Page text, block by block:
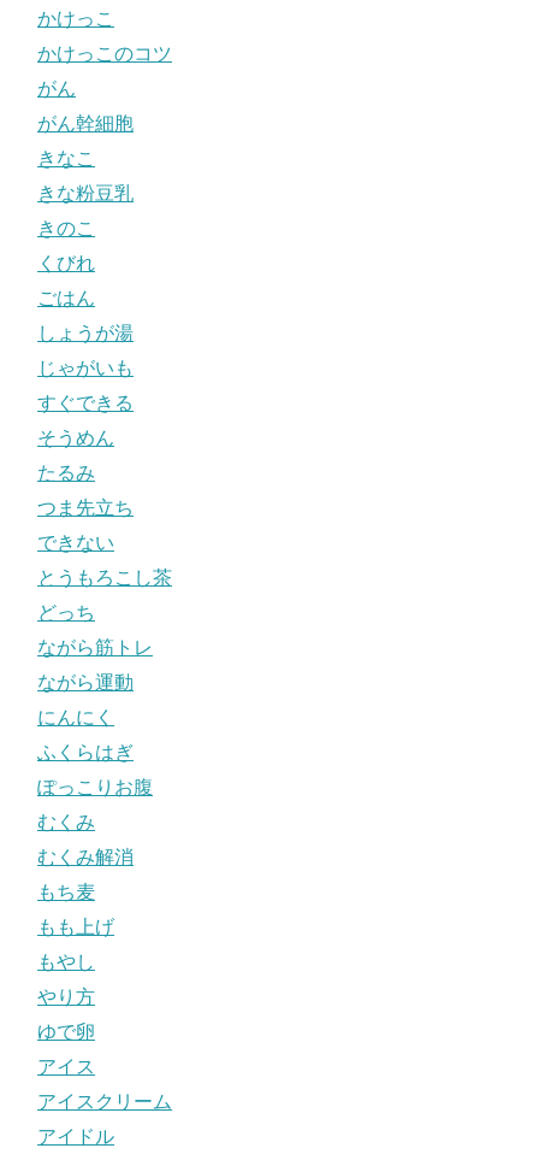
かけっこ
かけっこのコツ
がん
がん幹細胞
きなこ
きな粉豆乳
きのこ
くびれ
ごはん
しょうが湯
じゃがいも
すぐできる
そうめん
たるみ
つま先立ち
できない
とうもろこし茶
どっち
ながら筋トレ
ながら運動
にんにく
ふくらはぎ
ぽっこりお腹
むくみ
むくみ解消
もち麦
もも上げ
もやし
やり方
ゆで卵
アイス
アイスクリーム
アイドル